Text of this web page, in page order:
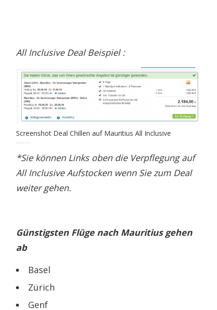
All Inclusive Deal Beispiel :
Screenshot Deal Chillen auf Mauritius All Inclusive
*Sie können Links oben die Verpflegung auf
All Inclusive Aufstocken wenn Sie zum Deal
weiter gehen.
Günstigsten Flüge nach Mauritius gehen
ab
Basel
Zürich
Genf